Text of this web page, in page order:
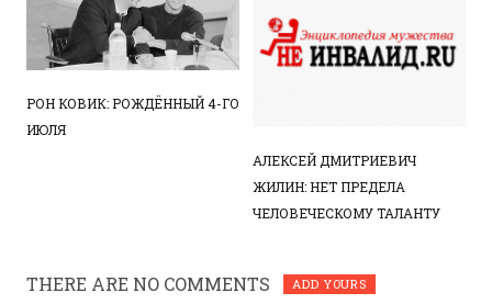
РОН КОВИК: РОЖДЁННЫЙ 4-ГО
ИЮЛЯ
АЛЕКСЕЙ ДМИТРИЕВИЧ
ЖИЛИН: НЕТ ПРЕДЕЛА
ЧЕЛОВЕЧЕСКОМУ ТАЛАНТУ
THERE ARE NO COMMENTS ADD YOURS